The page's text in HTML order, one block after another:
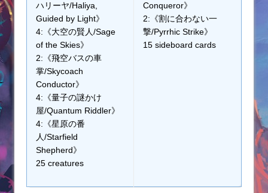
ハリーヤ/Haliya,
Guided by Light》
4:《大空の賢人/Sage
of the Skies》
2:《飛空バスの車
掌/Skycoach
Conductor》
4:《量子の謎かけ
屋/Quantum Riddler》
4:《星原の番
人/Starfield
Shepherd》
25 creatures
Conqueror》
2:《割に合わない一
撃/Pyrrhic Strike》
15 sideboard cards